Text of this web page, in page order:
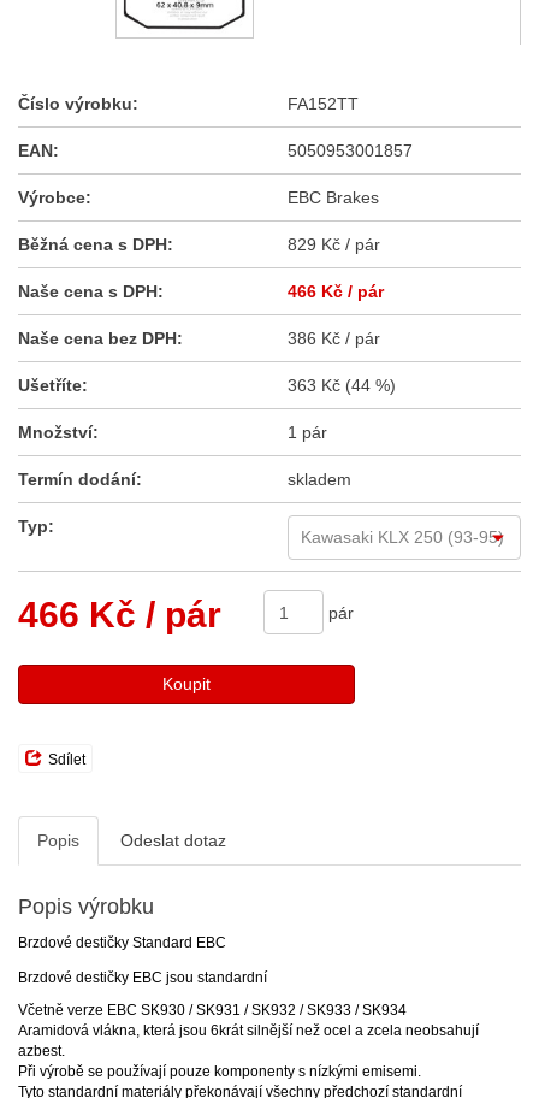
Číslo výrobku: FA152TT
EAN: 5050953001857
Výrobce: EBC Brakes
Běžná cena s DPH: 829 Kč / pár
Naše cena s DPH: 466 Kč / pár
Naše cena bez DPH: 386 Kč / pár
Ušetříte: 363 Kč (44 %)
Množství: 1 pár
Termín dodání: skladem
Typ:
466 Kč / pár pár
Koupit
Sdílet
Popis Odeslat dotaz
Popis výrobku
Brzdové destičky Standard EBC
Brzdové destičky EBC jsou standardní
Včetně verze EBC SK930 / SK931 / SK932 / SK933 / SK934
Aramidová vlákna, která jsou 6krát silnější než ocel a zcela neobsahují
azbest.
Při výrobě se používají pouze komponenty s nízkými emisemi.
Tyto standardní materiály překonávají všechny předchozí standardní